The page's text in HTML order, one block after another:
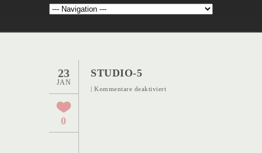
23
JAN
0
STUDIO-5
| Kommentare deaktiviertfür